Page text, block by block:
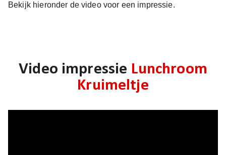
Bekijk hieronder de video voor een impressie.
Video impressie Lunchroom
Kruimeltje